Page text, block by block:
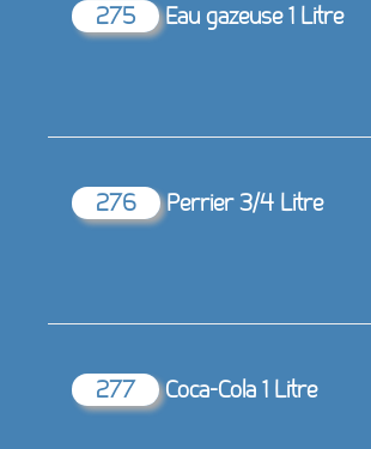
275
Eau gazeuse 1 Litre
276
Perrier 3/4 Litre
277
Coca-Cola 1 Litre